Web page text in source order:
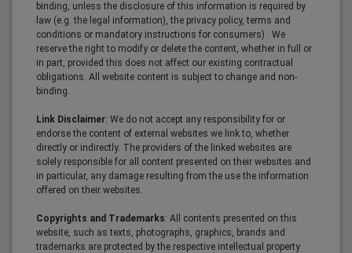
binding, unless the disclosure of this information is required by
law (e.g. the legal information), the privacy policy, terms and
conditions or mandatory instructions for consumers) . We
reserve the right to modify or delete the content, whether in full or
in part, provided this does not affect our existing contractual
obligations. All website content is subject to change and non-
binding.
Link Disclaimer: We do not accept any responsibility for or
endorse the content of external websites we link to, whether
directly or indirectly. The providers of the linked websites are
solely responsible for all content presented on their websites and
in particular, any damage resulting from the use the information
offered on their websites.
Copyrights and Trademarks: All contents presented on this
website, such as texts, photographs, graphics, brands and
trademarks are protected by the respective intellectual property